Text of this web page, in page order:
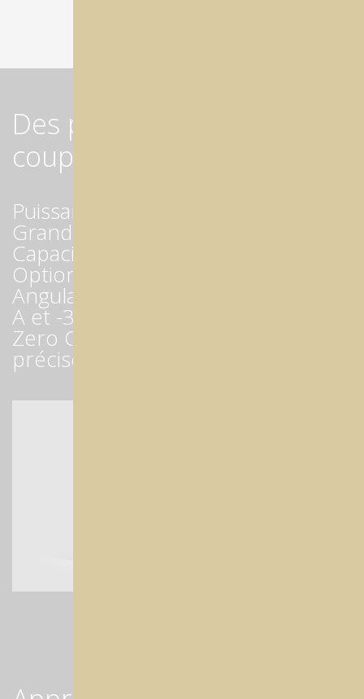
Des performances à
couper le souffle !
Puissance : 3,7 kW
Grande rapidité : 60 000 tr/min
Capacité : 24 outils et 15 disques !
Option de fraisage : sec et humide
Angulations extrêmes : -30/+120°
A et -30/+210° B
Zero Clamping (fixation rapide et
précises des disques)